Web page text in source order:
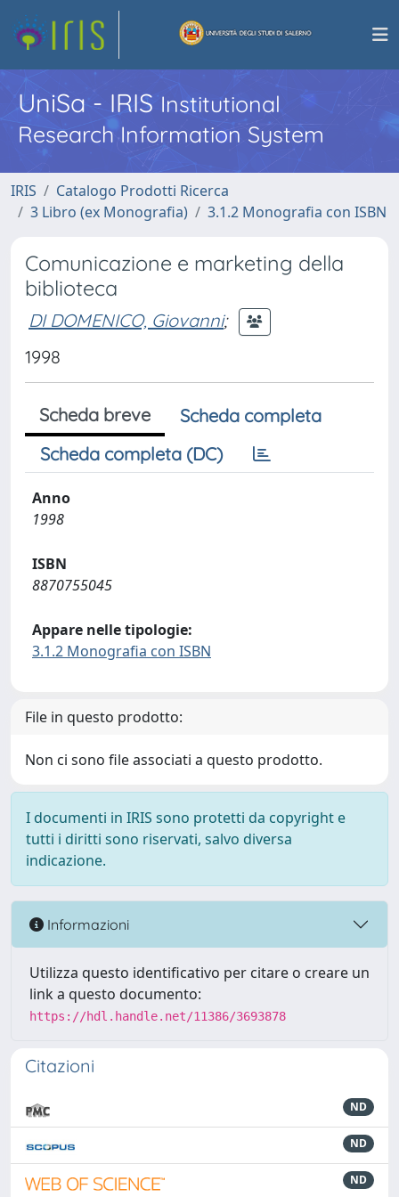
UniSa - IRISInstitutional
Research Information System
IRIS
Catalogo Prodotti Ricerca
3 Libro (ex Monografia)
3.1.2 Monografia con ISBN
Comunicazione e marketing della
biblioteca
DI DOMENICO, Giovanni;
1998
Scheda breve
Scheda completa
Scheda completa (DC)
Anno
1998
ISBN
8870755045
Appare nelle tipologie:
3.1.2 Monografia con ISBN
File in questo prodotto:
Non ci sono file associati a questo prodotto.
I documenti in IRIS sono protetti da copyright e
tutti i diritti sono riservati, salvo diversa
indicazione.
Informazioni
Utilizza questo identificativo per citare o creare un
link a questo documento:
https://hdl.handle.net/11386/3693878
Citazioni
ND
ND
ND